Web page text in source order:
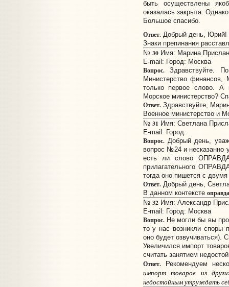
быть осуществлены
оказалась закрыта.
Большое спасибо.
Ответ.Добрый день, Юрий!
Знаки препинания
№ 30Имя: Марина
E-mail: Город: Москва
Вопрос.Здравствуйте.
Министерство
только первое слово. А
Морское министерство?
Ответ.Здравствуйте,
Военное министерство и
№ 31 Имя: Светлана
E-mail: Город:
Вопрос.Добрый день,
вопрос №24 и несказанно
есть ли слово
прилагательного
тогда оно пишется с
Ответ.Добрый день,
В данном контексте
№ 32Имя: Александр
E-mail: Город: Москва
Вопрос.Не могли бы вы
то у нас возникли споры
оно будет озвучиваться).
Увеличился импорт
считать занятием
Ответ.Рекомендуем
импорт товаров из
недостойным утруждать